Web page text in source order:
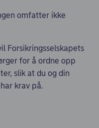
omfatter ikke
Forsikringsselskapets
for å ordne opp
slik at du og din
krav på.